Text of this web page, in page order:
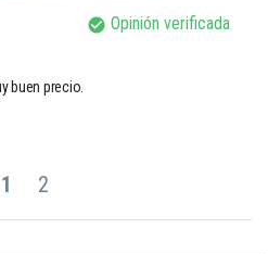
check_circle Opinión verificada
buen precio.
1 2